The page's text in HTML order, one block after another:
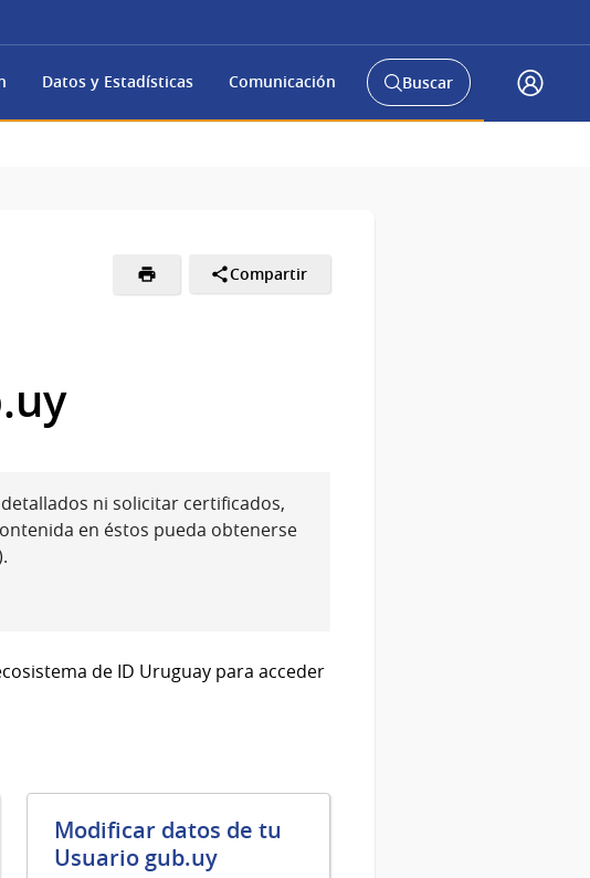
Datos y Estadísticas Comunicación
Abrir
buscador
Buscar
Acceso
Compartir
ni solicitar certificados,
en éstos pueda obtenerse
de ID Uruguay para acceder
Modificar datos de tu
Usuario gub.uy